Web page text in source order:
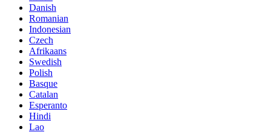
Danish
Romanian
Indonesian
Czech
Afrikaans
Swedish
Polish
Basque
Catalan
Esperanto
Hindi
Lao